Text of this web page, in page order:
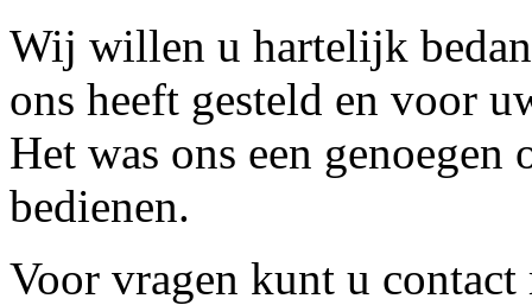
Wij willen u hartelijk
ons heeft gesteld en voor
Het was ons een
bedienen.
Voor vragen kunt u contact